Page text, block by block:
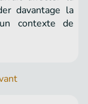
davantage la
contexte de